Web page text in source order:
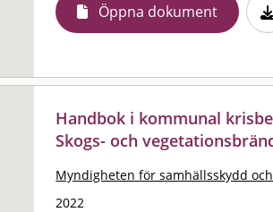
Öppna dokument
Handbok i kommunal
Skogs- och
Myndigheten för samhällsskydd
2022